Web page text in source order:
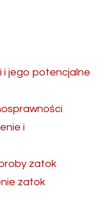
i jego potencjalne
i
zatok
zatok